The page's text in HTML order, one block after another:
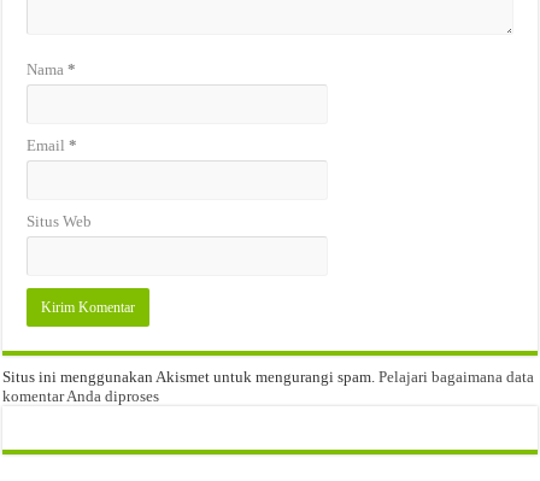
Nama*
Email*
Situs Web
Situs ini menggunakan Akismet untuk mengurangi spam.Pelajari bagaimana data
komentar Anda diproses